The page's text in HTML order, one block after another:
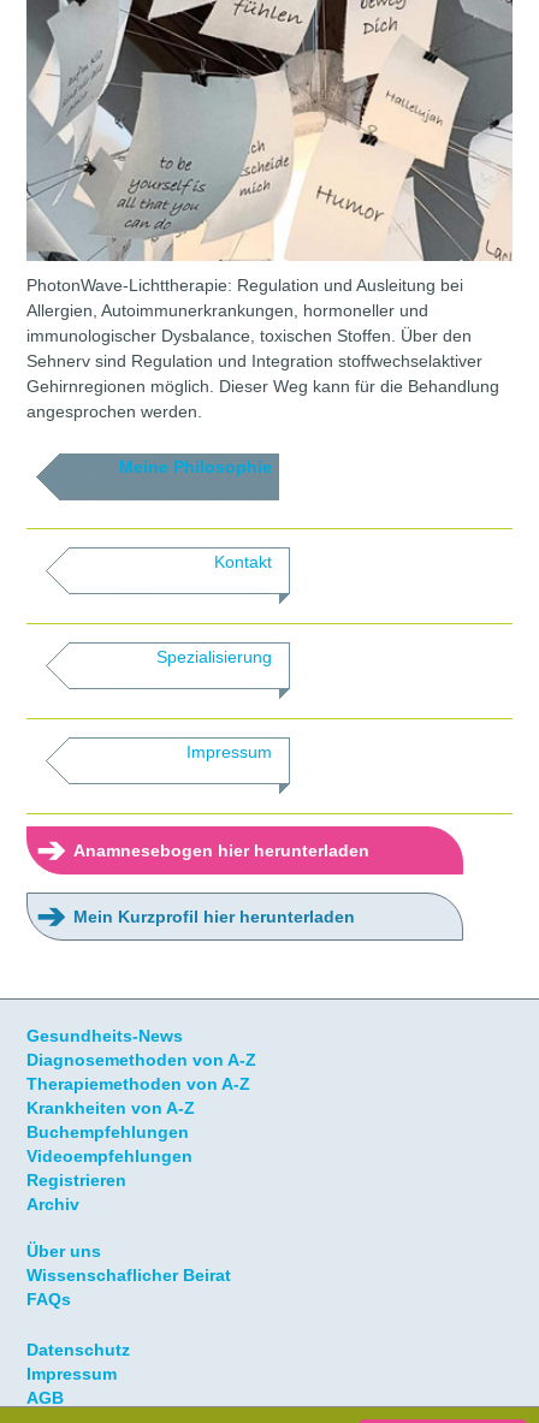
PhotonWave-Lichttherapie: Regulation und Ausleitung bei
Allergien, Autoimmunerkrankungen, hormoneller und
immunologischer Dysbalance, toxischen Stoffen. Über den
Sehnerv sind Regulation und Integration stoffwechselaktiver
Gehirnregionen möglich. Dieser Weg kann für die Behandlung
angesprochen werden.
Meine Philosophie
Kontakt
Spezialisierung
Impressum
➔ Anamnesebogen hier herunterladen
➔ Mein Kurzprofil hier herunterladen
Gesundheits-News
Diagnosemethoden von A-Z
Therapiemethoden von A-Z
Krankheiten von A-Z
Buchempfehlungen
Videoempfehlungen
Registrieren
Archiv
Über uns
Wissenschaflicher Beirat
FAQs
Datenschutz
Impressum
AGB